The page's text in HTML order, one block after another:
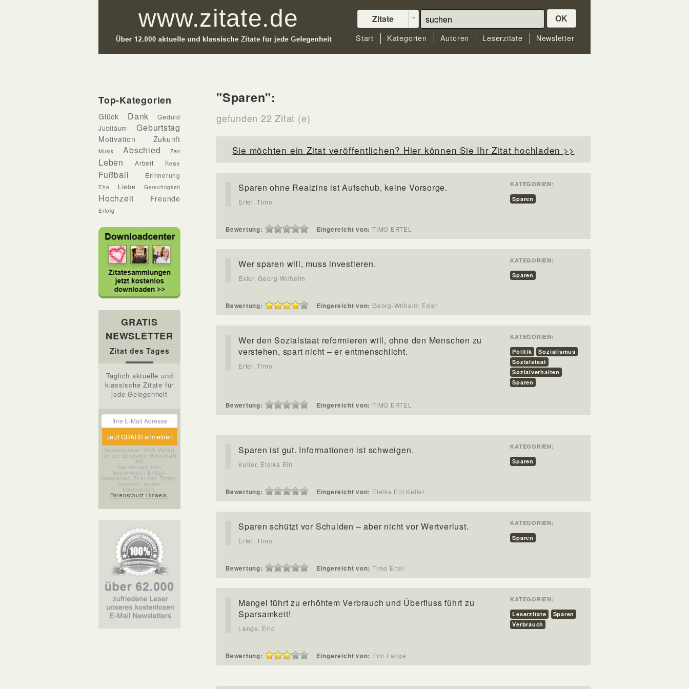
Zitate OK
Start Kategorien Autoren Leserzitate Newsletter
Top-Kategorien
Glück Dank
Geduld
Jubiläum
Geburtstag
Motivation Zukunft
Musik Abschied Zeit
Leben Arbeit Reise
Fußball Erinnerung
Ehe Liebe Gerechtigkeit
Hochzeit Freunde
Erfolg
GRATIS
NEWSLETTER
Zitat des Tages
Täglich aktuelle und
klassische Zitate für
jede Gelegenheit
Herausgeber: VNR Verlag
für die Deutsche Wirtschaft
AG
Sie können den
kostenlosen E-Mail-
Newsletter „Zitat des Tages“
jederzeit wieder
abbestellen.
Datenschutz-Hinweis.
"Sparen":
gefunden 22 Zitat (e)
Sie möchten ein Zitat veröffentlichen? Hier können Sie Ihr Zitat hochladen >>
Sparen ohne Realzins ist Aufschub, keine Vorsorge.
Ertel, Timo
KATEGORIEN:
Sparen
Bewertung: Eingereicht von: TIMO ERTEL
Wer sparen will, muss investieren.
Exler, Georg-Wilhelm
KATEGORIEN:
Sparen
Bewertung: Eingereicht von: Georg-Wilhelm Exler
Wer den Sozialstaat reformieren will, ohne den Menschen zu
verstehen, spart nicht – er entmenschlicht.
Ertel, Timo
KATEGORIEN:
Politik
Sozialismus
Sozialstaat
Sozialverhalten
Sparen
Bewertung: Eingereicht von: TIMO ERTEL
Sparen ist gut. Informationen ist schweigen.
Keller, Etelka Elli
KATEGORIEN:
Sparen
Bewertung: Eingereicht von: Etelka Elli Keller
Sparen schützt vor Schulden – aber nicht vor Wertverlust.
Ertel, Timo
KATEGORIEN:
Sparen
Bewertung: Eingereicht von: Timo Ertel
Mangel führt zu erhöhtem Verbrauch und Überfluss führt zu
Sparsamkeit!
Lange, Eric
KATEGORIEN:
Leserzitate
Sparen
Verbrauch
Bewertung: Eingereicht von: Eric Lange